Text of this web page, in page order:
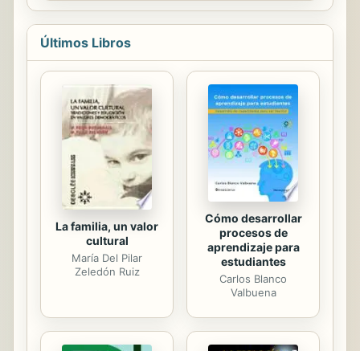
la vez que...
Últimos Libros
La familia, un valor
cultural
María Del Pilar
Zeledón Ruiz
Cómo desarrollar
procesos de
aprendizaje para
estudiantes
Carlos Blanco
Valbuena